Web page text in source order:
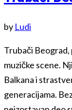
by Ludi
Trubači
muzičke scene.
Balkana i
generacijama.